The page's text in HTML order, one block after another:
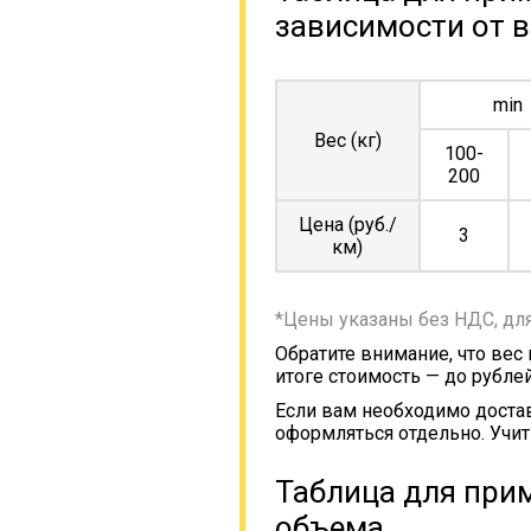
зависимости от
Вес (кг)
min
100-
200
Цена (руб./
км)
3
*Цены указаны без НДС,
Обратите внимание, что
итоге стоимость — до
Если вам необходимо
оформляться отдельно.
Таблица для